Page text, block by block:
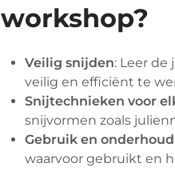
workshop?
Veilig snijden: Leer
veilig en efficiënt te
Snijtechnieken voor
snijvormen zoals
Gebruik en
waarvoor gebruikt en